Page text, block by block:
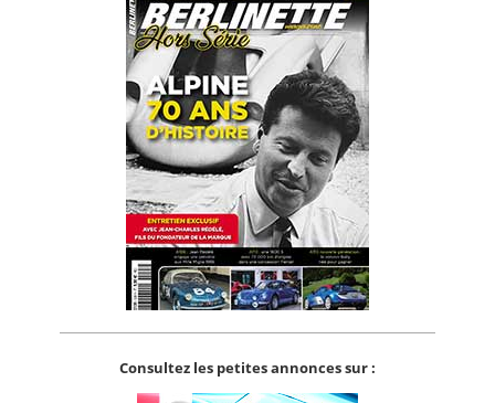
Consultez les petites annonces sur :